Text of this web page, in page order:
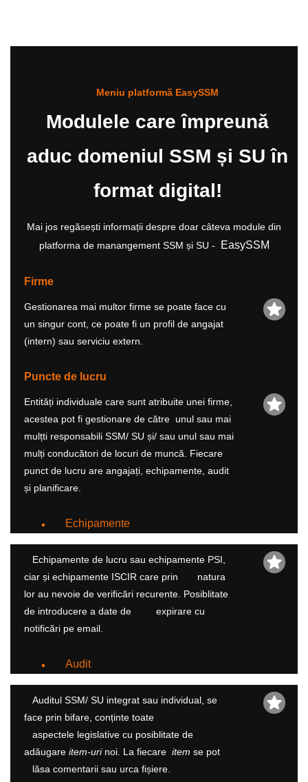
Meniu platformă EasySSM
Modulele care împreună
aduc domeniul SSM și SU în
format digital!
Mai jos regăsești informații despre doar câteva module din
platforma de manangement SSM și SU -
EasySSM
Firme
Gestionarea mai multor firme se poate face cu
un singur cont, ce poate fi un profil de angajat
(intern) sau serviciu extern.
Puncte de lucru
Entități individuale care sunt atribuite unei firme,
acestea pot fi gestionare de către unul sau mai
mulțti responsabili SSM/ SU și/ sau unul sau mai
mulți conducători de locuri de muncă. Fiecare
punct de lucru are angajați, echipamente, audit
și planificare.
Echipamente
Echipamente de lucru sau echipamente PSI,
ciar și echipamente ISCIR care prin natura
lor au nevoie de verificări recurente. Posiblitate
de introducere a date de expirare cu
notificări pe email.
Audit
Auditul SSM/ SU integrat sau individual, se
face prin bifare, conținte toate
aspectele legislative cu posiblitate de
adăugare item-uri noi. La fiecare item se pot
lăsa comentarii sau urca fișiere.